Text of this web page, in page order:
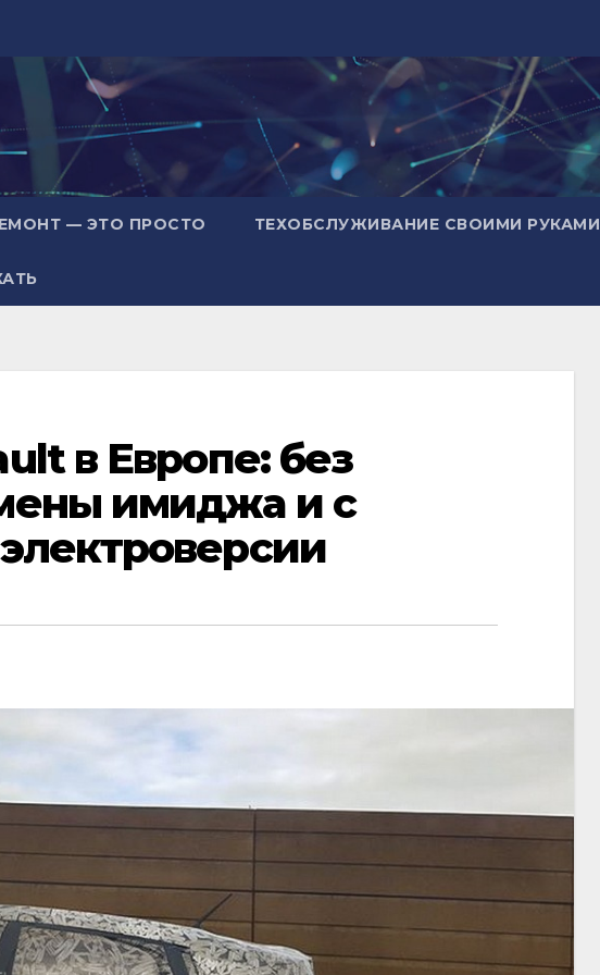
— ЭТО ПРОСТО ТЕХОБСЛУЖИВАНИЕ СВОИМИ РУКАМИ
в Европе: без
имиджа и с